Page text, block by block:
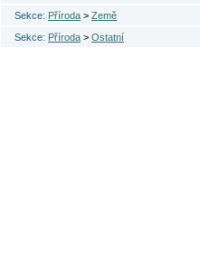
Sekce: Příroda > Země
Sekce: Příroda > Ostatní